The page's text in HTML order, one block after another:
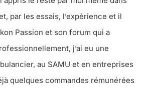
par les essais, l’expérience et il
Passion et son forum qui a
j’ai eu une
au SAMU et en entreprises
quelques commandes rémunérées